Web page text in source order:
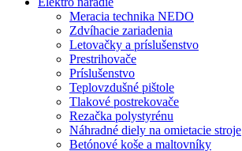
Meracia technika NEDO
Zdvíhacie zariadenia
Letovačky a príslušenstvo
Prestrihovače
Príslušenstvo
Teplovzdušné pištole
Tlakové postrekovače
Rezačka polystyrénu
Náhradné diely na omietacie stroje
Betónové koše a maltovníky